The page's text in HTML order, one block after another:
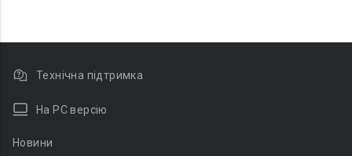
Технічна підтримка
На PC версію
Новини